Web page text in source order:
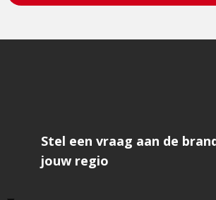
Stel een vraag aan de
jouw regio